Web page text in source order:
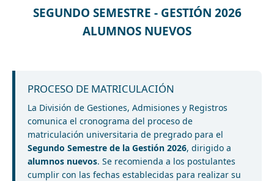
SEGUNDO SEMESTRE - GESTIÓN 2026
ALUMNOS NUEVOS
PROCESO DE MATRICULACIÓN
La División de Gestiones, Admisiones y Registros
comunica el cronograma del proceso de
matriculación universitaria de pregrado para el
Segundo Semestre de la Gestión 2026, dirigido a
alumnos nuevos. Se recomienda a los postulantes
cumplir con las fechas establecidas para realizar su